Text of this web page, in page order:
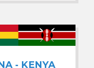
- KENYA